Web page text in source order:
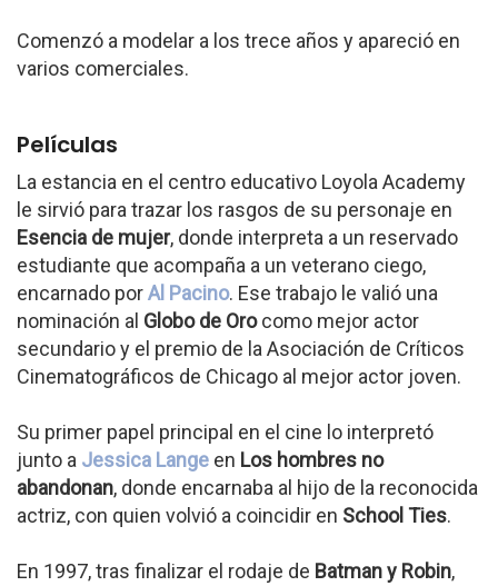
Comenzó a modelar a los trece años y apareció en
varios comerciales.
Películas
La estancia en el centro educativo Loyola Academy
le sirvió para trazar los rasgos de su personaje en
Esencia de mujer, donde interpreta a un reservado
estudiante que acompaña a un veterano ciego,
encarnado porAl Pacino. Ese trabajo le valió una
nominación al Globo de Orocomo mejor actor
secundario y el premio de la Asociación de Críticos
Cinematográficos de Chicago al mejor actor joven.
Su primer papel principal en el cine lo interpretó
junto a Jessica Lange en Los hombres no
abandonan, donde encarnaba al hijo de la reconocida
actriz, con quien volvió a coincidir en School Ties.
En 1997, tras finalizar el rodaje de Batman y Robin,